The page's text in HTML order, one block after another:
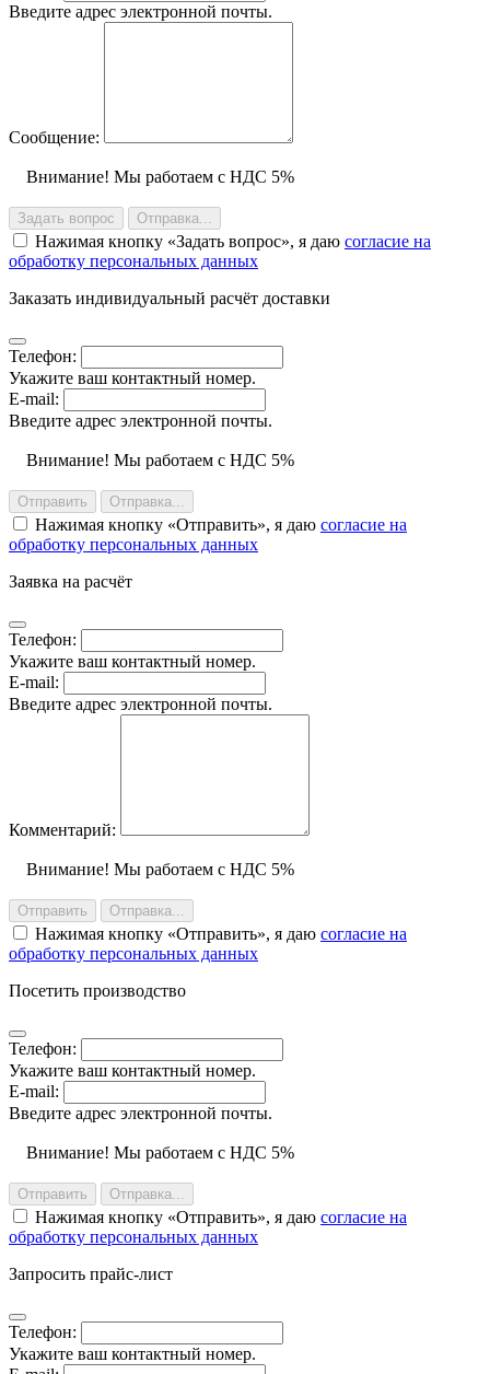
Введите адрес электронной почты.
Сообщение:
Внимание! Мы работаем с НДС 5%
Задать вопрос Отправка...
Нажимая кнопку Задать вопрос , я даю согласие на
обработку персональных данных
Заказать индивидуальный расчёт доставки
Телефон:
Укажите ваш контактный номер.
E-mail:
Введите адрес электронной почты.
Внимание! Мы работаем с НДС 5%
Отправить Отправка...
Нажимая кнопку Отправить , я даю согласие на
обработку персональных данных
Заявка на расчёт
Телефон:
Укажите ваш контактный номер.
E-mail:
Введите адрес электронной почты.
Комментарий:
Внимание! Мы работаем с НДС 5%
Отправить Отправка...
Нажимая кнопку Отправить , я даю согласие на
обработку персональных данных
Посетить производство
Телефон:
Укажите ваш контактный номер.
E-mail:
Введите адрес электронной почты.
Внимание! Мы работаем с НДС 5%
Отправить Отправка...
Нажимая кнопку Отправить , я даю согласие на
обработку персональных данных
Запросить прайс-лист
Телефон:
Укажите ваш контактный номер.